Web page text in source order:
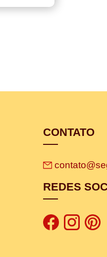
CONTATO
REDES